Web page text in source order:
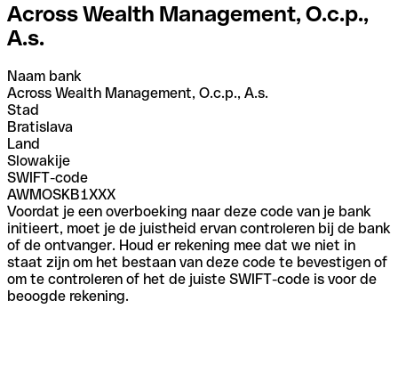
Across Wealth Management, O.c.p.,
A.s.
Naam bank
Across Wealth Management, O.c.p., A.s.
Stad
Bratislava
Land
Slowakije
SWIFT-code
AWMOSKB1XXX
Voordat je een overboeking naar deze code van je bank
initieert, moet je de juistheid ervan controleren bij de bank
of de ontvanger. Houd er rekening mee dat we niet in
staat zijn om het bestaan van deze code te bevestigen of
om te controleren of het de juiste SWIFT-code is voor de
beoogde rekening.